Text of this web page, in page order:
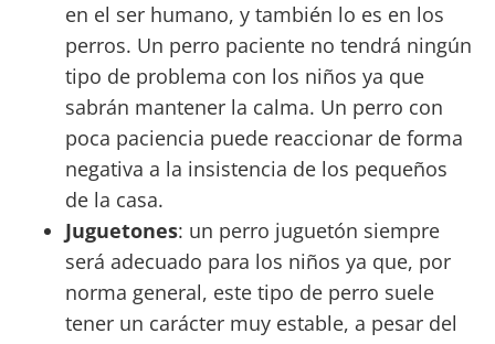
en el ser humano, y también lo es en los
perros. Un perro paciente no tendrá ningún
tipo de problema con los niños ya que
sabrán mantener la calma. Un perro con
poca paciencia puede reaccionar de forma
negativa a la insistencia de los pequeños
de la casa.
Juguetones: un perro juguetón siempre
será adecuado para los niños ya que, por
norma general, este tipo de perro suele
tener un carácter muy estable, a pesar del